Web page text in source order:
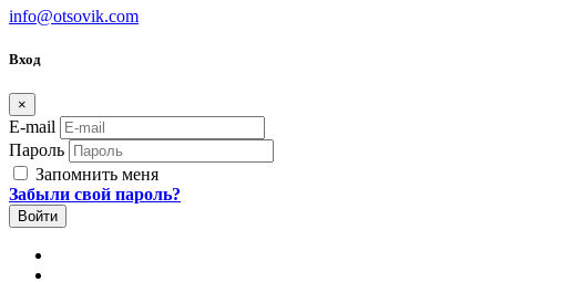
info@otsovik.com
Вход
×
E-mail
Пароль
Запомнить меня
Забыли свой пароль?